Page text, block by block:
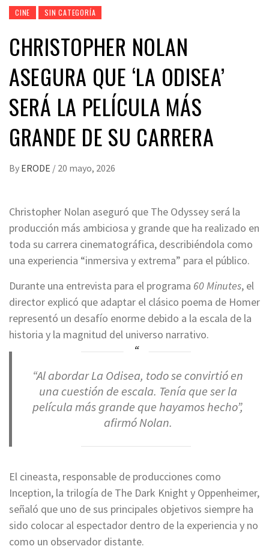
CINE SIN CATEGORÍA
CHRISTOPHER NOLAN
ASEGURA QUE ‘LA ODISEA’
SERÁ LA PELÍCULA MÁS
GRANDE DE SU CARRERA
By ERODE / 20 mayo, 2026
Christopher Nolan aseguró que The Odyssey será la
producción más ambiciosa y grande que ha realizado en
toda su carrera cinematográfica, describiéndola como
una experiencia “inmersiva y extrema” para el público.
Durante una entrevista para el programa 60 Minutes, el
director explicó que adaptar el clásico poema de Homer
representó un desafío enorme debido a la escala de la
historia y la magnitud del universo narrativo.
“Al abordar La Odisea, todo se convirtió en
una cuestión de escala. Tenía que ser la
película más grande que hayamos hecho”,
afirmó Nolan.
El cineasta, responsable de producciones como
Inception, la trilogía de The Dark Knight y Oppenheimer,
señaló que uno de sus principales objetivos siempre ha
sido colocar al espectador dentro de la experiencia y no
como un observador distante.